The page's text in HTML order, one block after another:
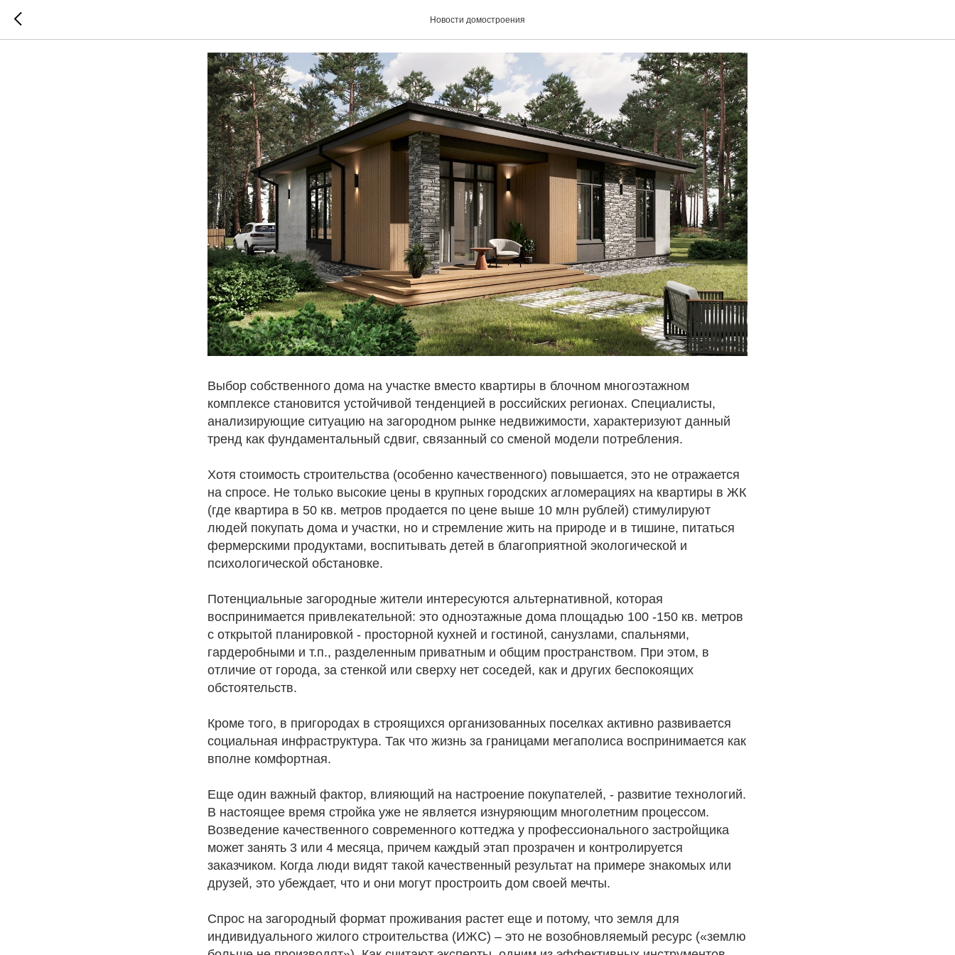
Новости домостроения
Другой образ жизни
Выбор собственного дома на участке вместо квартиры в блочном многоэтажном
комплексе становится устойчивой тенденцией в российских регионах. Специалисты,
анализирующие ситуацию на загородном рынке недвижимости, характеризуют данный
тренд как фундаментальный сдвиг, связанный со сменой модели потребления.
Хотя стоимость строительства (особенно качественного) повышается, это не отражается
на спросе. Не только высокие цены в крупных городских агломерациях на квартиры в ЖК
(где квартира в 50 кв. метров продается по цене выше 10 млн рублей) стимулируют
людей покупать дома и участки, но и стремление жить на природе и в тишине, питаться
фермерскими продуктами, воспитывать детей в благоприятной экологической и
психологической обстановке.
Потенциальные загородные жители интересуются альтернативной, которая
воспринимается привлекательной: это одноэтажные дома площадью 100 -150 кв. метров
с открытой планировкой - просторной кухней и гостиной, санузлами, спальнями,
гардеробными и т.п., разделенным приватным и общим пространством. При этом, в
отличие от города, за стенкой или сверху нет соседей, как и других беспокоящих
обстоятельств.
Кроме того, в пригородах в строящихся организованных поселках активно развивается
социальная инфраструктура. Так что жизнь за границами мегаполиса воспринимается как
вполне комфортная.
Еще один важный фактор, влияющий на настроение покупателей, - развитие технологий.
В настоящее время стройка уже не является изнуряющим многолетним процессом.
Возведение качественного современного коттеджа у профессионального застройщика
может занять 3 или 4 месяца, причем каждый этап прозрачен и контролируется
заказчиком. Когда люди видят такой качественный результат на примере знакомых или
друзей, это убеждает, что и они могут простроить дом своей мечты.
Спрос на загородный формат проживания растет еще и потому, что земля для
индивидуального жилого строительства (ИЖС) – это не возобновляемый ресурс («землю